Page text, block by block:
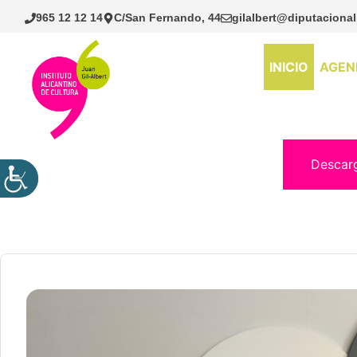
Saltar
965 12 12 14 C/San Fernando, 44
INICIO